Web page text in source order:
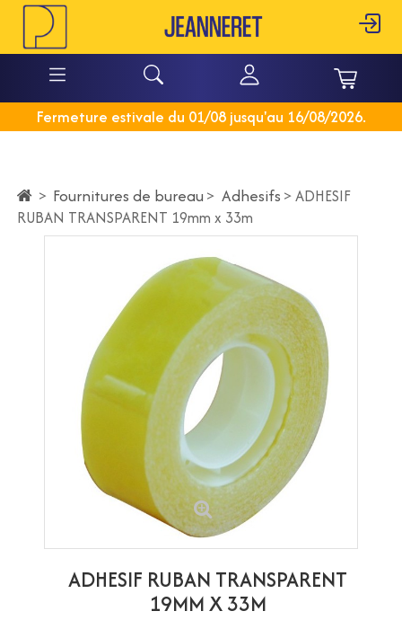
Fermeture estivale du 01/08 jusqu'au 16/08/2026.
> Fournitures de bureau > Adhesifs >ADHESIF
RUBAN TRANSPARENT 19mm x 33m
ADHESIF RUBAN TRANSPARENT
19MM X 33M